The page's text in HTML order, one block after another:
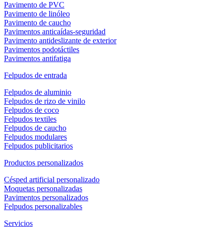
Pavimento de PVC
Pavimento de linóleo
Pavimento de caucho
Pavimentos anticaídas-seguridad
Pavimento antideslizante de exterior
Pavimentos podotáctiles
Pavimentos antifatiga
Felpudos de entrada
Felpudos de aluminio
Felpudos de rizo de vinilo
Felpudos de coco
Felpudos textiles
Felpudos de caucho
Felpudos modulares
Felpudos publicitarios
Productos personalizados
Césped artificial personalizado
Moquetas personalizadas
Pavimentos personalizados
Felpudos personalizables
Servicios